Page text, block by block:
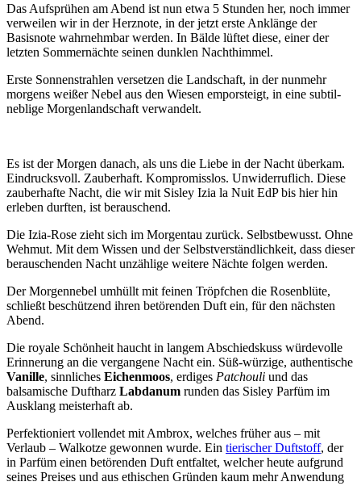
Das Aufsprühen am Abend ist nun etwa 5 Stunden her, noch immer
verweilen wir in der Herznote, in der jetzt erste Anklänge der
Basisnote wahrnehmbar werden. In Bälde lüftet diese, einer der
letzten Sommernächte seinen dunklen Nachthimmel.
Erste Sonnenstrahlen versetzen die Landschaft, in der nunmehr
morgens weißer Nebel aus den Wiesen emporsteigt, in eine subtil-
neblige Morgenlandschaft verwandelt.
Es ist der Morgen danach, als uns die Liebe in der Nacht überkam.
Eindrucksvoll. Zauberhaft. Kompromisslos. Unwiderruflich. Diese
zauberhafte Nacht, die wir mit Sisley Izia la Nuit EdP bis hier hin
erleben durften, ist berauschend.
Die Izia-Rose zieht sich im Morgentau zurück. Selbstbewusst. Ohne
Wehmut. Mit dem Wissen und der Selbstverständlichkeit, dass dieser
berauschenden Nacht unzählige weitere Nächte folgen werden.
Der Morgennebel umhüllt mit feinen Tröpfchen die Rosenblüte,
schließt beschützend ihren betörenden Duft ein, für den nächsten
Abend.
Die royale Schönheit haucht in langem Abschiedskuss würdevolle
Erinnerung an die vergangene Nacht ein. Süß-würzige, authentische
Vanille, sinnliches Eichenmoos, erdiges Patchouli und das
balsamische Duftharz Labdanum runden das Sisley Parfüm im
Ausklang meisterhaft ab.
Perfektioniert vollendet mit Ambrox, welches früher aus – mit
Verlaub – Walkotze gewonnen wurde. Ein tierischer Duftstoff, der
in Parfüm einen betörenden Duft entfaltet, welcher heute aufgrund
seines Preises und aus ethischen Gründen kaum mehr Anwendung